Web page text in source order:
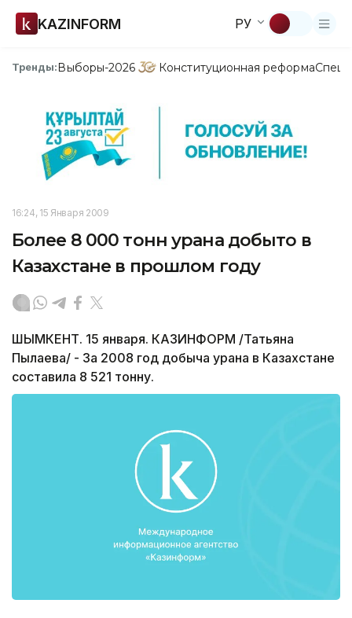
KAZINFORM РУ
Тренды:Выборы-2026 Конституционная реформа
16:24, 15 Января 2009
Более 8 000 тонн урана добыто в
Казахстане в прошлом году
ШЫМКЕНТ. 15 января. КАЗИНФОРМ /Татьяна
Пылаева/ - За 2008 год добыча урана в Казахстане
составила 8 521 тонну.